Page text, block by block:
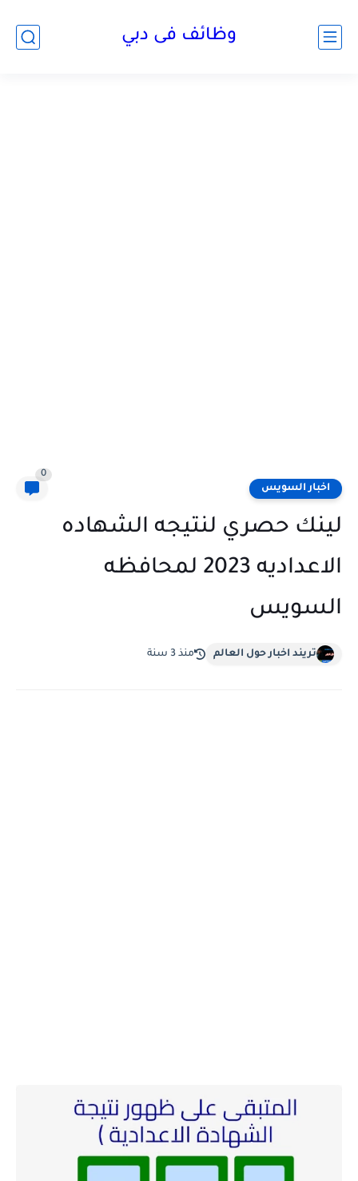
وظائف فى دبي
اخبار السويس
0
لينك حصري لنتيجه الشهاده
الاعداديه 2023 لمحافظه
السويس
تريند اخبار حول العالم منذ 3 سنة